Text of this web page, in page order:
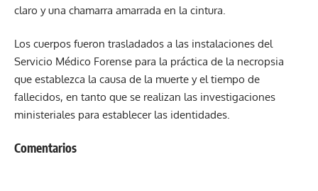
claro y una chamarra amarrada en la cintura.
Los cuerpos fueron trasladados a las instalaciones del
Servicio Médico Forense para la práctica de la necropsia
que establezca la causa de la muerte y el tiempo de
fallecidos, en tanto que se realizan las investigaciones
ministeriales para establecer las identidades.
Comentarios